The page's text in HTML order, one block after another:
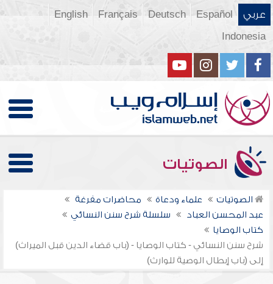
عربي Español
Deutsch
Français
English
Indonesia
الصوتيات
الصوتيات علماء ودعاة
محاضرات مفرغة
عبد المحسن العباد
سلسلة شرح سنن النسائي
كتاب الوصايا
شرح سنن النسائي - كتاب الوصايا - (باب قضاء الدين قبل الميراث)
إلى (باب إبطال الوصية للوارث)